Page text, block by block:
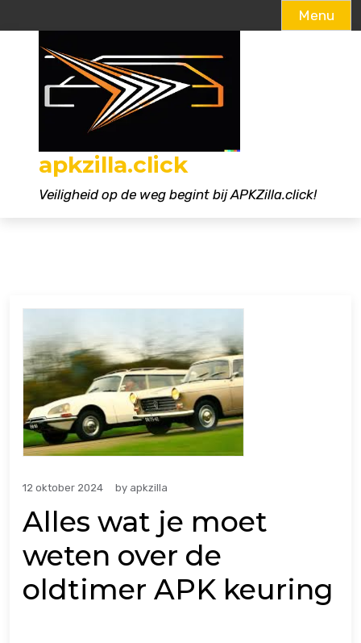
Menu
apkzilla.click
Veiligheid op de weg begint bij APKZilla.click!
12 oktober 2024 by apkzilla
Alles wat je moet
weten over de
oldtimer APK keuring